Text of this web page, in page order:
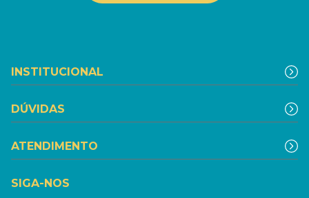
INSTITUCIONAL
DÚVIDAS
ATENDIMENTO
SIGA-NOS